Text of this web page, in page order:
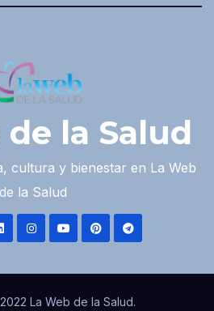
de la Salud
cultura y bienestar en La Web
de la Salud
La Web de la Salud.